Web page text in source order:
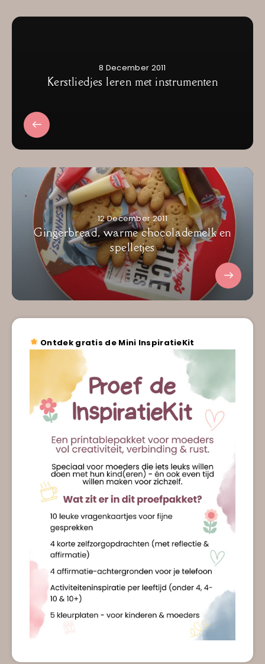
8 December 2011
Kerstliedjes leren met instrumenten
12 December 2011
Gingerbread, warme chocolademelk en
spelletjes
Ontdek gratis de Mini InspiratieKit